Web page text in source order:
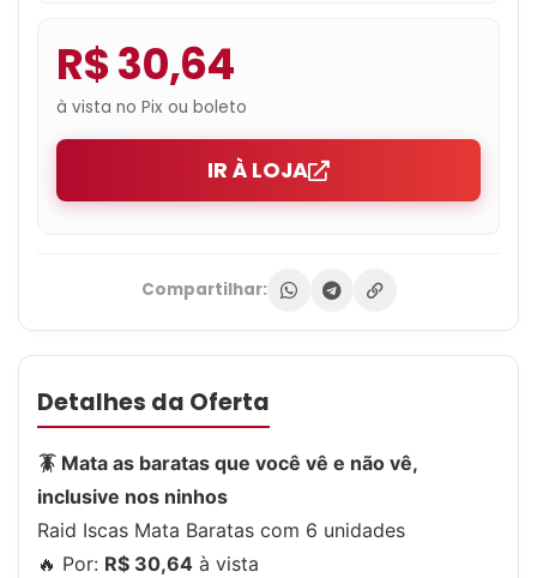
R$ 30,64
à vista no Pix ou boleto
IR À LOJA
Compartilhar:
Detalhes da Oferta
🪳 Mata as baratas que você vê e não vê,
inclusive nos ninhos
Raid Iscas Mata Baratas com 6 unidades
🔥 Por: R$ 30,64 à vista